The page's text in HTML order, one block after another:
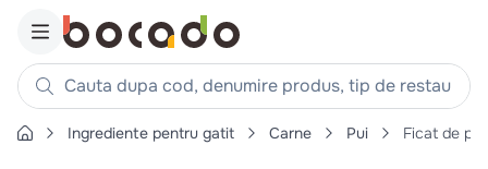
Cauta dupa cod, denumire produs, tip de restaurant,
Căutări populare
Ingrediente pentru gatit Carne Pui Ficat de pui